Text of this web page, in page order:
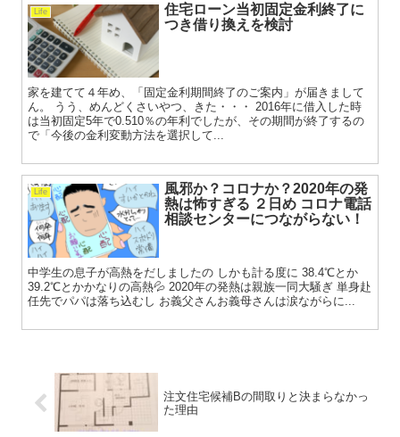
Life
住宅ローン当初固定金利終了に
つき借り換えを検討
家を建てて４年め、「固定金利期間終了のご案内」が届きまして
ん。 うう、めんどくさいやつ、きた・・・ 2016年に借入した時
は当初固定5年で0.510％の年利でしたが、その期間が終了するの
で「今後の金利変動方法を選択して...
Life
風邪か？コロナか？2020年の発
熱は怖すぎる ２日め コロナ電話
相談センターにつながらない！
中学生の息子が高熱をだしましたの しかも計る度に 38.4℃とか
39.2℃とかかなりの高熱💦 2020年の発熱は親族一同大騒ぎ 単身赴
任先でパパは落ち込むし お義父さんお義母さんは涙ながらに...
注文住宅候補Bの間取りと決まらなかっ
た理由